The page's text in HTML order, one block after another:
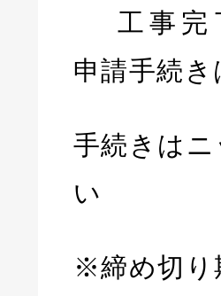
工事
申請手続
手続きは
い
※締め切り